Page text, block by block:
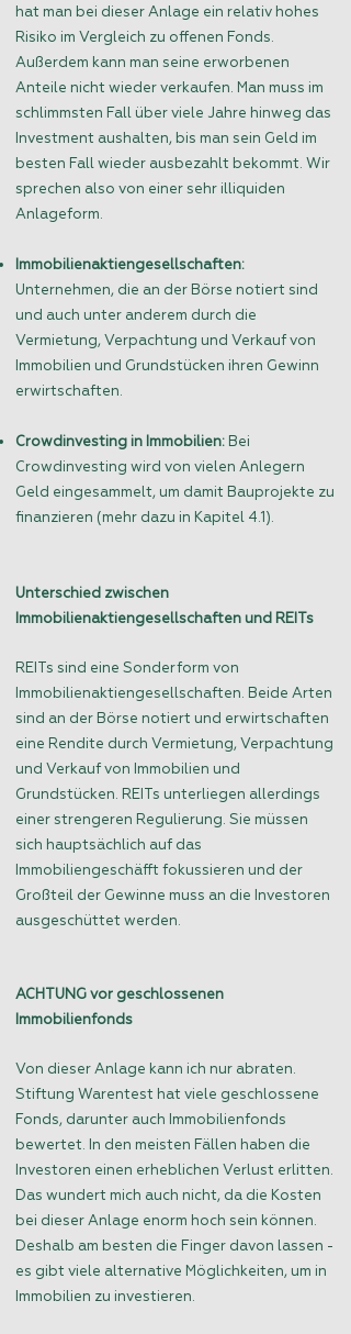
hat man bei dieser Anlage ein relativ hohes
Risiko im Vergleich zu offenen Fonds.
Außerdem kann man seine erworbenen
Anteile nicht wieder verkaufen. Man muss im
schlimmsten Fall über viele Jahre hinweg das
Investment aushalten, bis man sein Geld im
besten Fall wieder ausbezahlt bekommt. Wir
sprechen also von einer sehr illiquiden
Anlageform.
Immobilienaktiengesellschaften:
Unternehmen, die an der Börse notiert sind
und auch unter anderem durch die
Vermietung, Verpachtung und Verkauf von
Immobilien und Grundstücken ihren Gewinn
erwirtschaften.
Crowdinvesting in Immobilien: Bei
Crowdinvesting wird von vielen Anlegern
Geld eingesammelt, um damit Bauprojekte zu
finanzieren (mehr dazu in Kapitel 4.1).
Unterschied zwischen
Immobilienaktiengesellschaften und REITs
REITs sind eine Sonderform von
Immobilienaktiengesellschaften. Beide Arten
sind an der Börse notiert und erwirtschaften
eine Rendite durch Vermietung, Verpachtung
und Verkauf von Immobilien und
Grundstücken. REITs unterliegen allerdings
einer strengeren Regulierung. Sie müssen
sich hauptsächlich auf das
Immobiliengeschäfft fokussieren und der
Großteil der Gewinne muss an die Investoren
ausgeschüttet werden.
ACHTUNG vor geschlossenen
Immobilienfonds
Von dieser Anlage kann ich nur abraten.
Stiftung Warentest hat viele geschlossene
Fonds, darunter auch Immobilienfonds
bewertet. In den meisten Fällen haben die
Investoren einen erheblichen Verlust erlitten.
Das wundert mich auch nicht, da die Kosten
bei dieser Anlage enorm hoch sein können.
Deshalb am besten die Finger davon lassen -
es gibt viele alternative Möglichkeiten, um in
Immobilien zu investieren.